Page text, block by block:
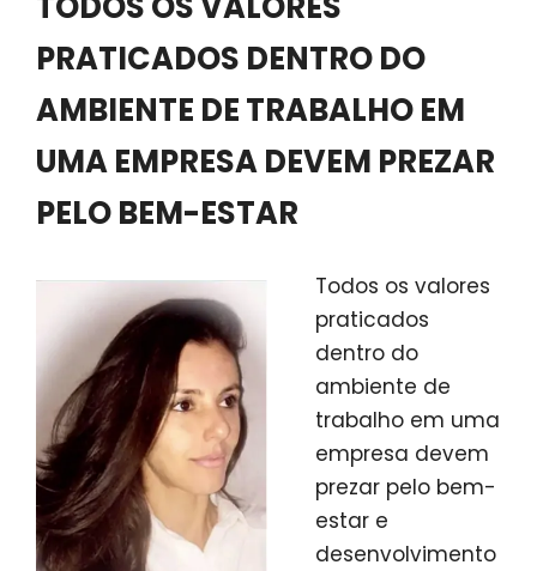
PRATICADOS DENTRO DO
AMBIENTE DE TRABALHO EM
UMA EMPRESA DEVEM PREZAR
PELO BEM-ESTAR
Todos os valores
praticados
dentro do
ambiente de
trabalho em uma
empresa devem
prezar pelo bem-
estar e
desenvolvimento